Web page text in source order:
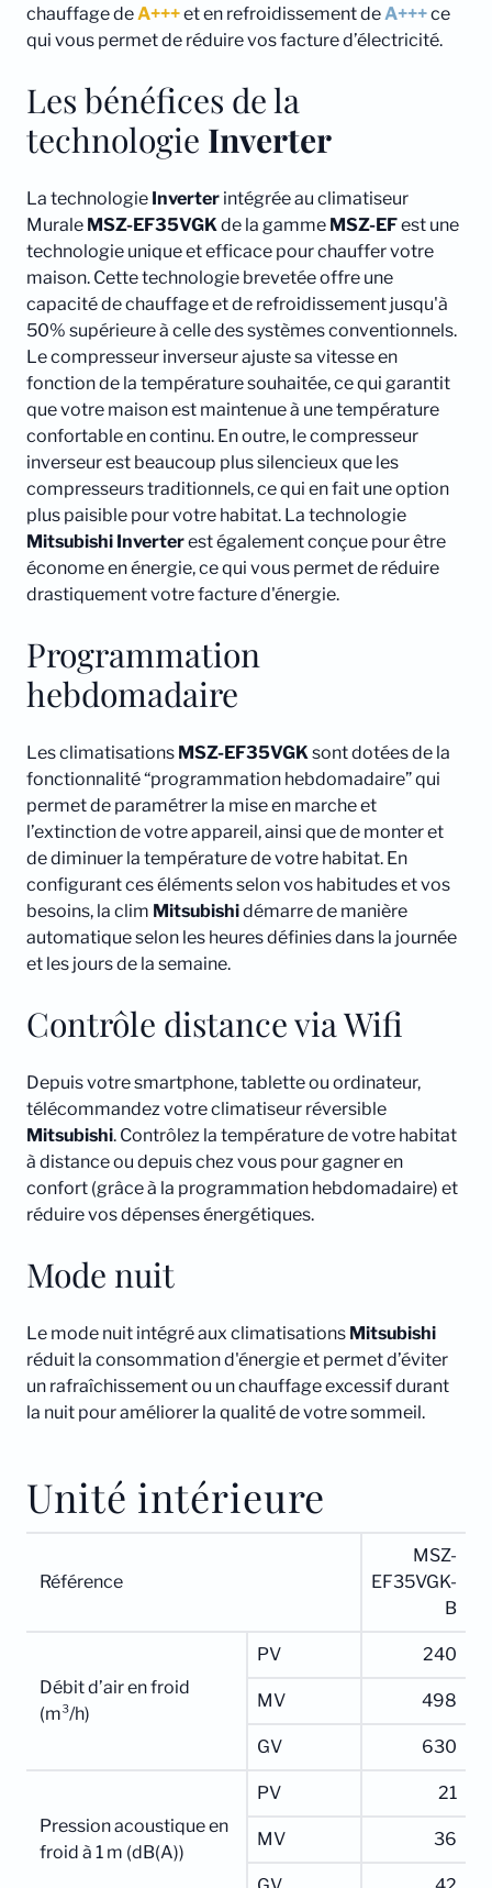
chauffage deA+++et en refroidissement deA+++ce
qui vous permet de réduire vos facture d’électricité.
Les bénéfices de la
technologie Inverter
La technologie Inverter intégrée au climatiseur
Murale MSZ-EF35VGKde la gamme MSZ-EFest une
technologie unique et efficace pour chauffer votre
maison. Cette technologie brevetée offre une
capacité de chauffage et de refroidissement jusqu'à
50% supérieure à celle des systèmes conventionnels.
Le compresseur inverseur ajuste sa vitesse en
fonction de la température souhaitée, ce qui garantit
que votre maison est maintenue à une température
confortable en continu. En outre, le compresseur
inverseur est beaucoup plus silencieux que les
compresseurs traditionnels, ce qui en fait une option
plus paisible pour votre habitat. La technologie
Mitsubishi Inverterest également conçue pour être
économe en énergie, ce qui vous permet de réduire
drastiquement votre facture d'énergie.
Programmation
hebdomadaire
Les climatisations MSZ-EF35VGKsont dotées de la
fonctionnalité “programmation hebdomadaire” qui
permet de paramétrer la mise en marche et
l’extinction de votre appareil, ainsi que de monter et
de diminuer la température de votre habitat. En
configurant ces éléments selon vos habitudes et vos
besoins, la clim Mitsubishidémarre de manière
automatique selon les heures définies dans la journée
et les jours de la semaine.
Contrôle distance via Wifi
Depuis votre smartphone, tablette ou ordinateur,
télécommandez votre climatiseur réversible
Mitsubishi. Contrôlez la température de votre habitat
à distance ou depuis chez vous pour gagner en
confort (grâce à la programmation hebdomadaire) et
réduire vos dépenses énergétiques.
Mode nuit
Le mode nuit intégré aux climatisations Mitsubishi
réduit la consommation d'énergie et permet d’éviter
un rafraîchissement ou un chauffage excessif durant
la nuit pour améliorer la qualité de votre sommeil.
Unité intérieure
Référence
MSZ-
EF35VGK-
B
Débit d’air en froid
(m³/h)
PV 240
MV 498
GV 630
Pression acoustique en
froid à 1 m (dB(A))
PV 21
MV 36